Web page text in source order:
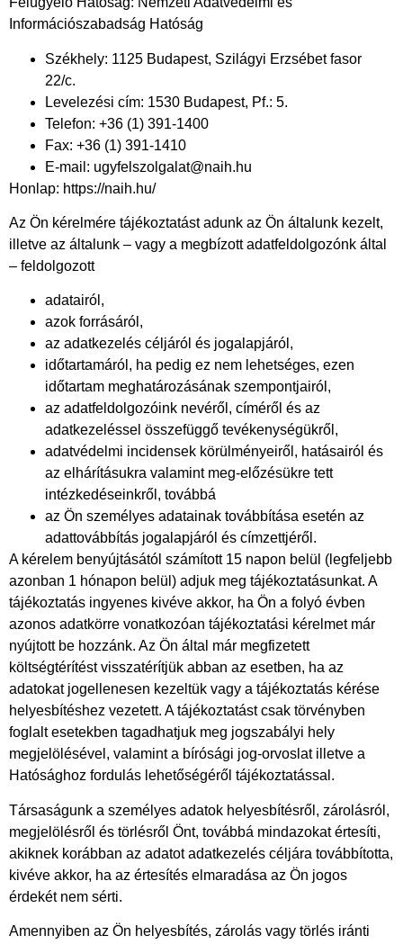
Információszabadság Hatóság
Székhely: 1125 Budapest, Szilágyi Erzsébet fasor
22/c.
Levelezési cím: 1530 Budapest, Pf.: 5.
Telefon: +36 (1) 391-1400
Fax: +36 (1) 391-1410
E-mail: ugyfelszolgalat@naih.hu
Honlap: https://naih.hu/
Az Ön kérelmére tájékoztatást adunk az Ön általunk kezelt,
illetve az általunk – vagy a megbízott adatfeldolgozónk által
– feldolgozott
adatairól,
azok forrásáról,
az adatkezelés céljáról és jogalapjáról,
időtartamáról, ha pedig ez nem lehetséges, ezen
időtartam meghatározásának szempontjairól,
az adatfeldolgozóink nevéről, címéről és az
adatkezeléssel összefüggő tevékenységükről,
adatvédelmi incidensek körülményeiről, hatásairól és
az elhárításukra valamint meg-előzésükre tett
intézkedéseinkről, továbbá
az Ön személyes adatainak továbbítása esetén az
adattovábbítás jogalapjáról és címzettjéről.
A kérelem benyújtásától számított 15 napon belül (legfeljebb
azonban 1 hónapon belül) adjuk meg tájékoztatásunkat. A
tájékoztatás ingyenes kivéve akkor, ha Ön a folyó évben
azonos adatkörre vonatkozóan tájékoztatási kérelmet már
nyújtott be hozzánk. Az Ön által már megfizetett
költségtérítést visszatérítjük abban az esetben, ha az
adatokat jogellenesen kezeltük vagy a tájékoztatás kérése
helyesbítéshez vezetett. A tájékoztatást csak törvényben
foglalt esetekben tagadhatjuk meg jogszabályi hely
megjelölésével, valamint a bírósági jog-orvoslat illetve a
Hatósághoz fordulás lehetőségéről tájékoztatással.
Társaságunk a személyes adatok helyesbítésről, zárolásról,
megjelölésről és törlésről Önt, továbbá mindazokat értesíti,
akiknek korábban az adatot adatkezelés céljára továbbította,
kivéve akkor, ha az értesítés elmaradása az Ön jogos
érdekét nem sérti.
Amennyiben az Ön helyesbítés, zárolás vagy törlés iránti